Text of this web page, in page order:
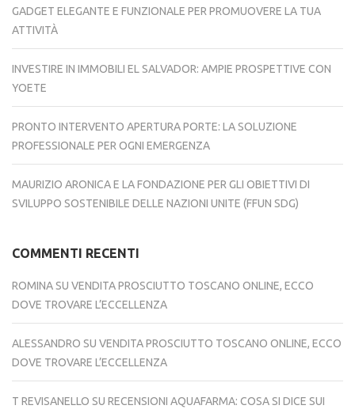
GADGET ELEGANTE E FUNZIONALE PER PROMUOVERE LA TUA
ATTIVITÀ
INVESTIRE IN IMMOBILI EL SALVADOR: AMPIE PROSPETTIVE CON
YOETE
PRONTO INTERVENTO APERTURA PORTE: LA SOLUZIONE
PROFESSIONALE PER OGNI EMERGENZA
MAURIZIO ARONICA E LA FONDAZIONE PER GLI OBIETTIVI DI
SVILUPPO SOSTENIBILE DELLE NAZIONI UNITE (FFUN SDG)
COMMENTI RECENTI
ROMINA SU VENDITA PROSCIUTTO TOSCANO ONLINE, ECCO
DOVE TROVARE L’ECCELLENZA
ALESSANDRO SU VENDITA PROSCIUTTO TOSCANO ONLINE, ECCO
DOVE TROVARE L’ECCELLENZA
T REVISANELLO SU RECENSIONI AQUAFARMA: COSA SI DICE SUI